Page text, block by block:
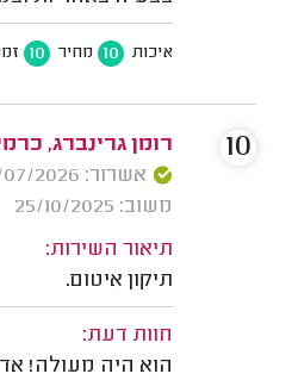
איכות 10 מחיר 10
רומן גרינברג,
אשרור: 20/07/2026
משוב: 25/10/2025
תיאור השירות:
תיקון איטום.
חוות דעת:
הוא היה מעולה!
10